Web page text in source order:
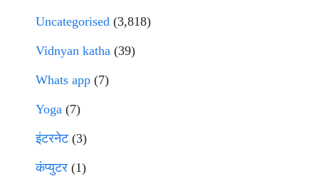
Uncategorised (3,818)
Vidnyan katha (39)
Whats app (7)
Yoga (7)
इंटरनेट(3)
कंप्युटर (1)